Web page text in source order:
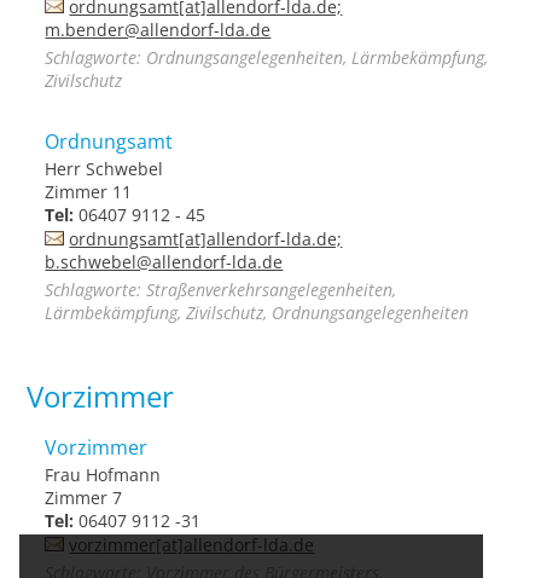
ordnungsamt[at]allendorf-lda.de;
m.bender@allendorf-lda.de
Schlagworte: Ordnungsangelegenheiten, Lärmbekämpfung,
Zivilschutz
Ordnungsamt
Herr Schwebel
Zimmer 11
Tel: 06407 9112 - 45
ordnungsamt[at]allendorf-lda.de;
b.schwebel@allendorf-lda.de
Schlagworte: Straßenverkehrsangelegenheiten,
Lärmbekämpfung, Zivilschutz, Ordnungsangelegenheiten
Vorzimmer
Vorzimmer
Frau Hofmann
Zimmer 7
Tel: 06407 9112 -31
vorzimmer[at]allendorf-lda.de